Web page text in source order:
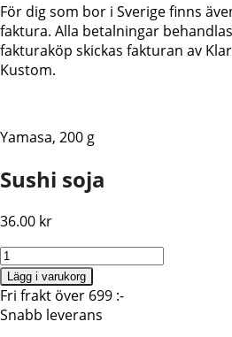
För dig som bor i Sverige finns
faktura. Alla betalningar
fakturaköp skickas fakturan av
Kustom.
Yamasa, 200 g
Sushi soja
36.00 kr
Yamasa
Sushi
soja
200
Lägg i varukorg
Fri frakt över 699 :-
Snabb leverans